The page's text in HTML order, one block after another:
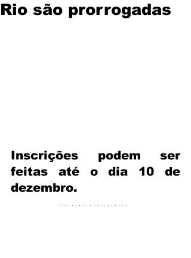
Rio são prorrogadas
Inscrições podem ser
feitas até o dia 10 de
dezembro.